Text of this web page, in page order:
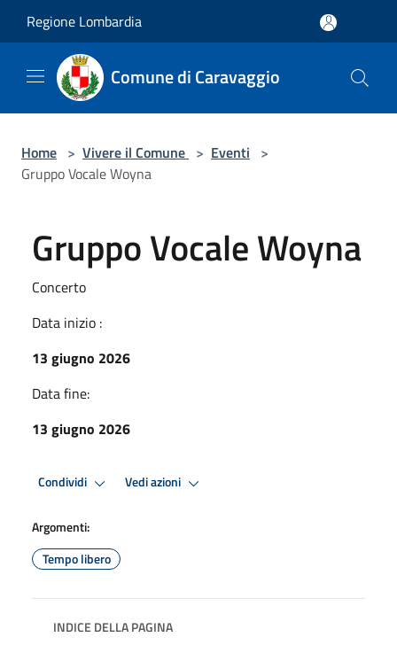
Regione Lombardia
Comune di Caravaggio
Home > Vivere il Comune > Eventi >
Gruppo Vocale Woyna
Gruppo Vocale Woyna
Concerto
Data inizio :
13 giugno 2026
Data fine:
13 giugno 2026
Condividi Vedi azioni
Argomenti:
Tempo libero
INDICE DELLA PAGINA